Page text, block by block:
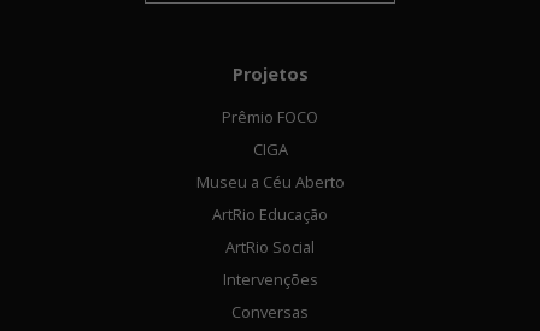
Projetos
Prêmio FOCO
CIGA
Museu a Céu Aberto
ArtRio Educação
ArtRio Social
Intervenções
Conversas